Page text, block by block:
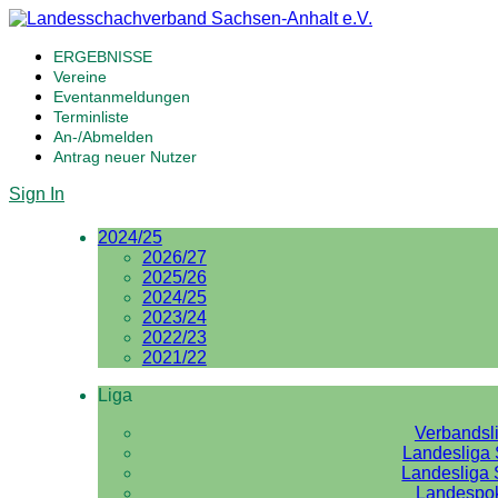
ERGEBNISSE
Vereine
Eventanmeldungen
Terminliste
An-/Abmelden
Antrag neuer Nutzer
Sign In
2024/25
2026/27
2025/26
2024/25
2023/24
2022/23
2021/22
Liga
Landesliga
Landesliga